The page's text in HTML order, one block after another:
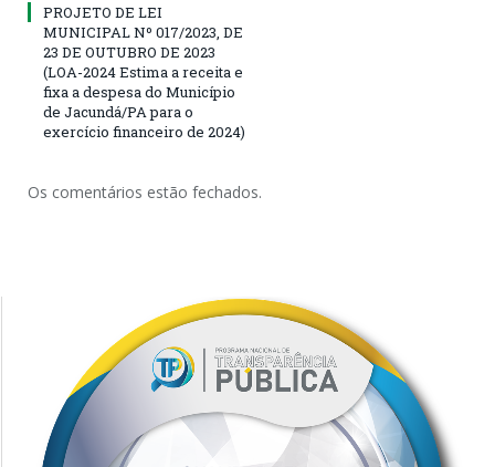
PROJETO DE LEI
MUNICIPAL Nº 017/2023, DE
23 DE OUTUBRO DE 2023
(LOA-2024 Estima a receita e
fixa a despesa do Município
de Jacundá/PA para o
exercício financeiro de 2024)
Os comentários estão fechados.